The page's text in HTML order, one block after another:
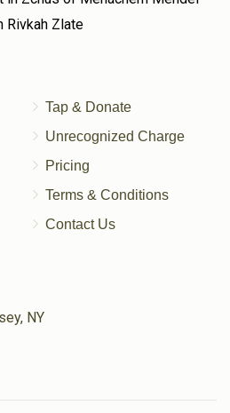
Rivkah Zlate
Tap & Donate
Unrecognized Charge
Pricing
Terms & Conditions
Contact Us
NY